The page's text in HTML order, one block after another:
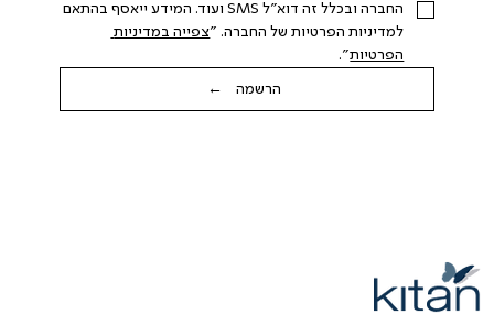
החברה ובכלל זה דוא"ל SMS ועוד. המידע ייאסף בהתאם
למדיניות הפרטיות של החברה. "
צפייה במדיניות
הפרטיות".
הרשמה ←